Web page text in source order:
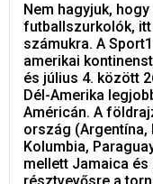
Nem hagyjuk,
futballszurkolók,
számukra. A
amerikai
és július 4. között
Dél-Amerika
Américán. A
ország (Argentína,
Kolumbia,
mellett Jamaica